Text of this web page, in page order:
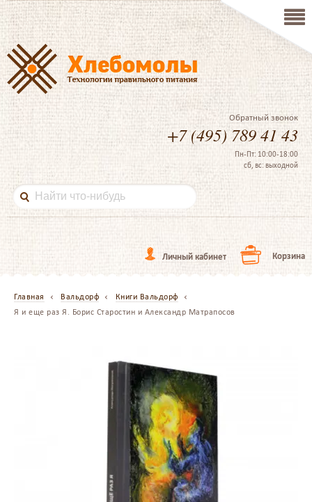
Обратный звонок
+7 (495) 789 41 43
Пн-Пт: 10:00-18:00
сб, вс: выходной
Личный кабинет Корзина
Главная Вальдорф
Книги Вальдорф
Я и еще раз Я. Борис Старостин и Александр Матрапосов